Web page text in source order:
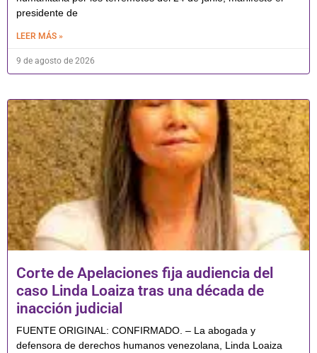
presidente de
LEER MÁS »
9 de agosto de 2026
Corte de Apelaciones fija audiencia del
caso Linda Loaiza tras una década de
inacción judicial
FUENTE ORIGINAL: CONFIRMADO. – La abogada y
defensora de derechos humanos venezolana, Linda Loaiza